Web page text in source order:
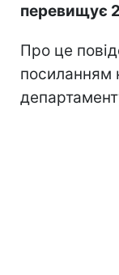
перевищує
Про це
посиланням